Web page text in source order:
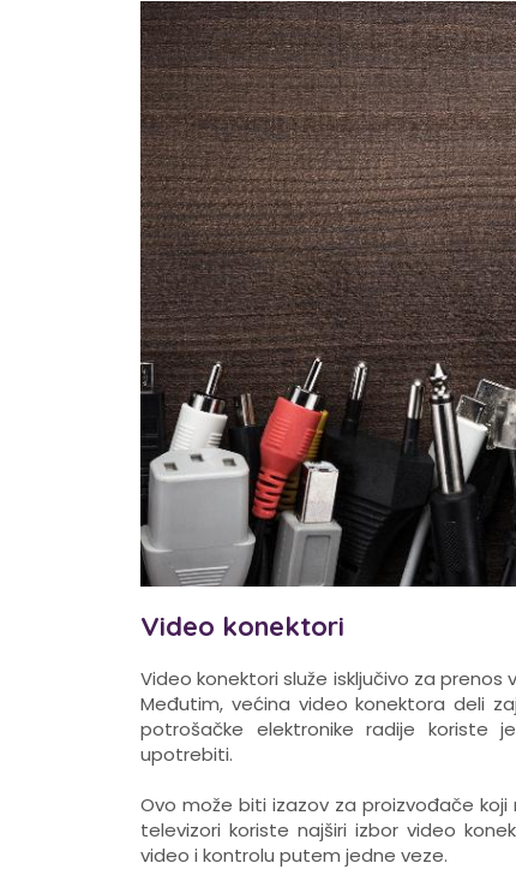
Video konektori
Video konektori služe isključivo za
Međutim, većina video konektora deli
potrošačke elektronike radije koriste
upotrebiti.
Ovo može biti izazov za proizvođače
televizori koriste najširi izbor video
video i kontrolu putem jedne veze.